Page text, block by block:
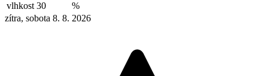
vlhkost 30
%
zítra, sobota 8. 8. 2026